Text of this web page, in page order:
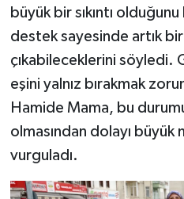
büyük bir sıkıntı
destek sayesinde artık
çıkabileceklerini söyledi.
eşini yalnız bırakmak
Hamide Mama, bu
olmasından dolayı
vurguladı.